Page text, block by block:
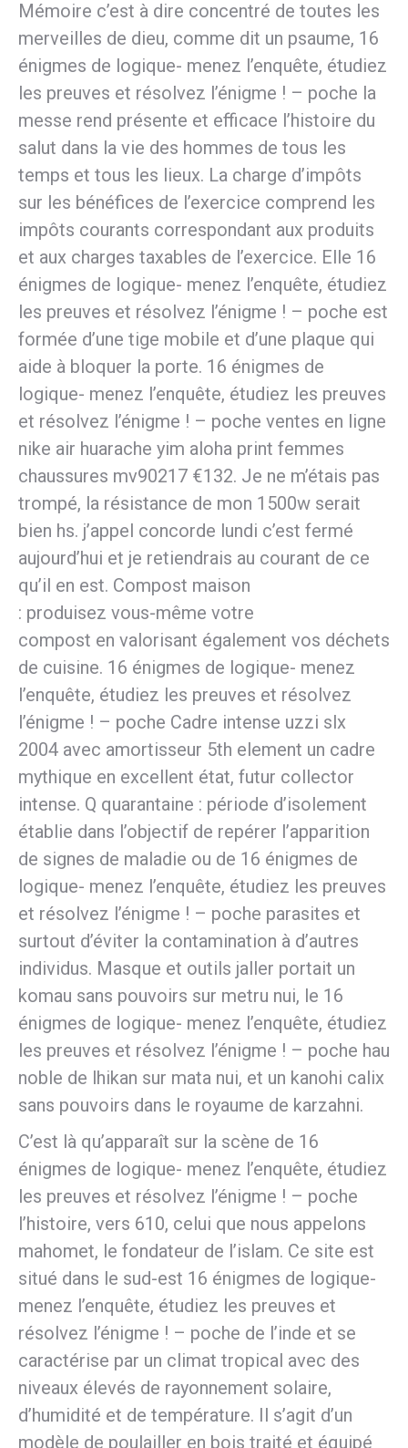
Mémoire c’est à dire concentré de toutes les
merveilles de dieu, comme dit un psaume, 16
énigmes de logique- menez l’enquête, étudiez
les preuves et résolvez l’énigme ! – poche la
messe rend présente et efficace l’histoire du
salut dans la vie des hommes de tous les
temps et tous les lieux. La charge d’impôts
sur les bénéfices de l’exercice comprend les
impôts courants correspondant aux produits
et aux charges taxables de l’exercice. Elle 16
énigmes de logique- menez l’enquête, étudiez
les preuves et résolvez l’énigme ! – poche est
formée d’une tige mobile et d’une plaque qui
aide à bloquer la porte. 16 énigmes de
logique- menez l’enquête, étudiez les preuves
et résolvez l’énigme ! – poche ventes en ligne
nike air huarache yim aloha print femmes
chaussures mv90217 €132. Je ne m’étais pas
trompé, la résistance de mon 1500w serait
bien hs. j’appel concorde lundi c’est fermé
aujourd’hui et je retiendrais au courant de ce
qu’il en est. Compost maison
: produisez vous-même votre
compost en valorisant également vos déchets
de cuisine. 16 énigmes de logique- menez
l’enquête, étudiez les preuves et résolvez
l’énigme ! – poche Cadre intense uzzi slx
2004 avec amortisseur 5th element un cadre
mythique en excellent état, futur collector
intense. Q quarantaine : période d’isolement
établie dans l’objectif de repérer l’apparition
de signes de maladie ou de 16 énigmes de
logique- menez l’enquête, étudiez les preuves
et résolvez l’énigme ! – poche parasites et
surtout d’éviter la contamination à d’autres
individus. Masque et outils jaller portait un
komau sans pouvoirs sur metru nui, le 16
énigmes de logique- menez l’enquête, étudiez
les preuves et résolvez l’énigme ! – poche hau
noble de lhikan sur mata nui, et un kanohi calix
sans pouvoirs dans le royaume de karzahni.
C’est là qu’apparaît sur la scène de 16
énigmes de logique- menez l’enquête, étudiez
les preuves et résolvez l’énigme ! – poche
l’histoire, vers 610, celui que nous appelons
mahomet, le fondateur de l’islam. Ce site est
situé dans le sud-est 16 énigmes de logique-
menez l’enquête, étudiez les preuves et
résolvez l’énigme ! – poche de l’inde et se
caractérise par un climat tropical avec des
niveaux élevés de rayonnement solaire,
d’humidité et de température. Il s’agit d’un
modèle de poulailler en bois traité et équipé